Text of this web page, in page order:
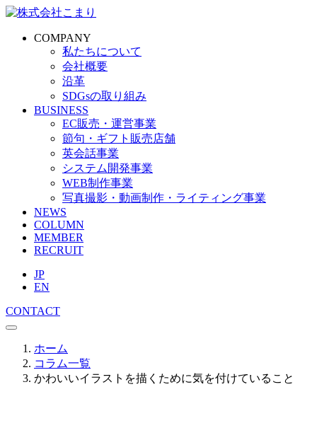
COMPANY
私たちについて
会社概要
沿革
SDGsの取り組み
BUSINESS
EC販売・運営事業
節句・ギフト販売店舗
英会話事業
システム開発事業
WEB制作事業
写真撮影・動画制作・ライティング事業
NEWS
COLUMN
MEMBER
RECRUIT
JP
EN
CONTACT
ホーム
コラム一覧
かわいいイラストを描くために気を付けていること